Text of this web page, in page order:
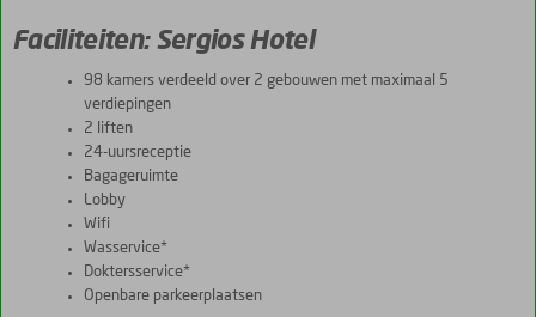
Faciliteiten: Sergios Hotel
98 kamers verdeeld over 2 gebouwen met maximaal 5
verdiepingen
2 liften
24-uursreceptie
Bagageruimte
Lobby
Wifi
Wasservice*
Doktersservice*
Openbare parkeerplaatsen